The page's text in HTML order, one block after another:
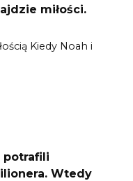
miłości.
Kiedy Noah i
potrafili
Wtedy